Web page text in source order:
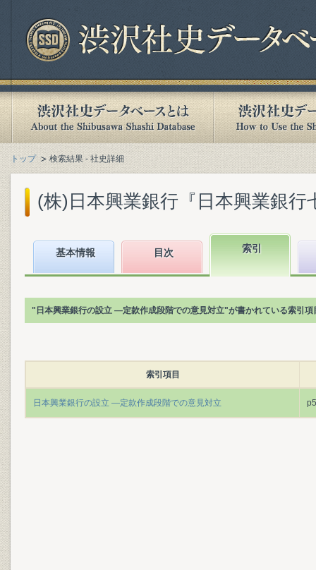
トップ 検索結果 - 社史詳細
(株)日本興業銀行『日本興業銀行
基本情報 目次 索引
"日本興業銀行の設立 ―定款作成段階での意見対立"が書かれている索引項
索引項目
日本興業銀行の設立 ―定款作成段階での意見対立 p5